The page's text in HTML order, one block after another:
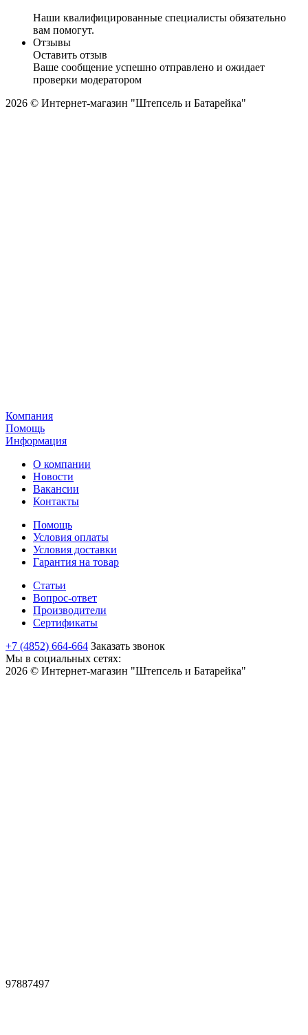
Наши квалифицированные специалисты обязательно
вам помогут.
Отзывы
Оставить отзыв
Ваше сообщение успешно отправлено и ожидает
проверки модератором
2026 © Интернет-магазин "Штепсель и Батарейка"
Компания
Помощь
Информация
О компании
Новости
Вакансии
Контакты
Помощь
Условия оплаты
Условия доставки
Гарантия на товар
Статьи
Вопрос-ответ
Производители
Сертификаты
+7 (4852) 664-664 Заказать звонок
Мы в социальных сетях:
2026 © Интернет-магазин "Штепсель и Батарейка"
97887497